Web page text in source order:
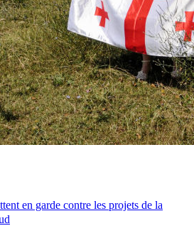
en garde contre les projets de la